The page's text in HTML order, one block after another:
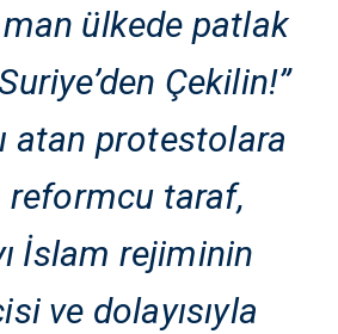
ülkede patlak
Çekilin!”
atan protestolara
reformcu taraf,
İslam rejiminin
ve dolayısıyla